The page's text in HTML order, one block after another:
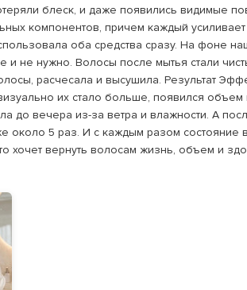
блеск, и даже появились видимые
компонентов, причем каждый
оба средства сразу. На фоне
и не нужно. Волосы после мытья стали
расчесала и высушила. Результат
их стало больше, появился
до вечера из-за ветра и влажности. А
около 5 раз. И с каждым разом
хочет вернуть волосам жизнь, объем и